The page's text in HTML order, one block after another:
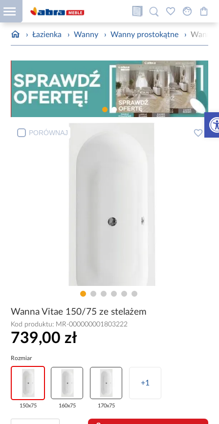
› Łazienka › Wanny › Wanny prostokątne › Wanna
PORÓWNAJ
Wanna Vitae 150/75 ze stelażem
Kod produktu: MR-000000001803222
739,00 zł
Rozmiar
150x75 160x75 170x75
+1